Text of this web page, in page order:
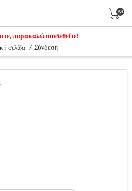
(0)
παρακαλώ συνδεθείτε!
σελίδα / Σύνδεση